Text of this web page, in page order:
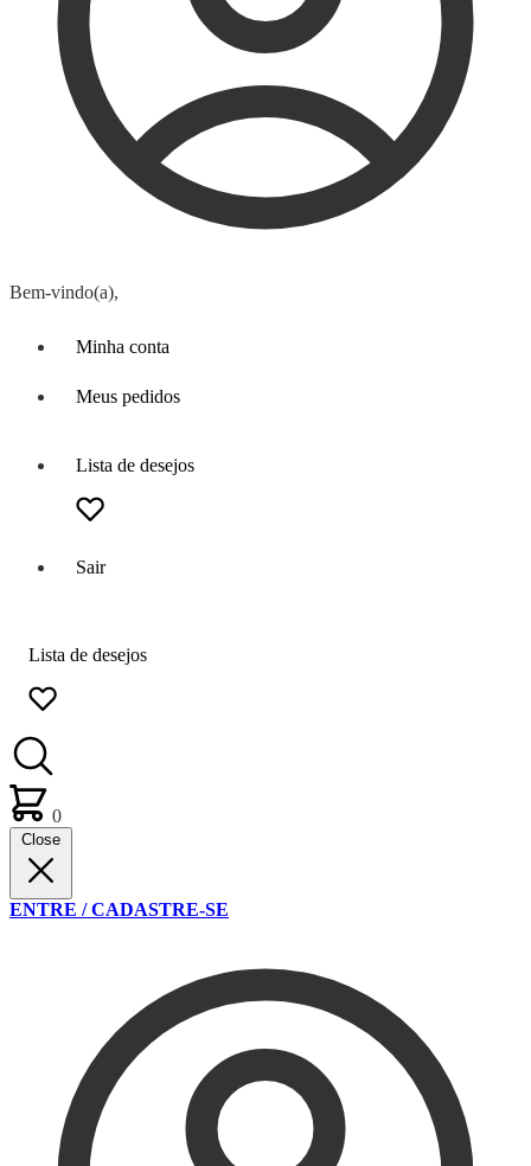
Bem-vindo(a),
Minha conta
Meus pedidos
Lista de desejos
Sair
Lista de desejos
0
Close
ENTRE / CADASTRE-SE